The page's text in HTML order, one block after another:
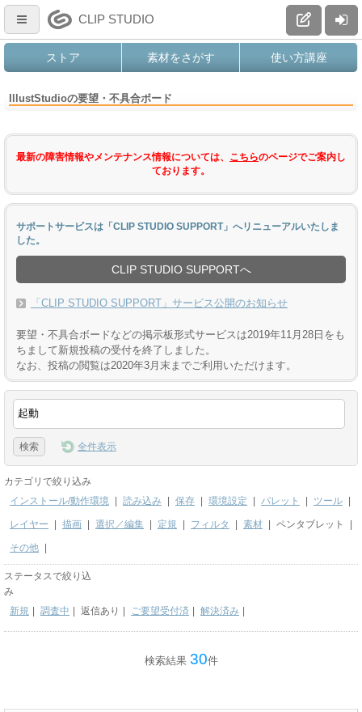
CLIP STUDIO
ストア 素材をさがす 使い方講座
IllustStudioの要望・不具合ボード
最新の障害情報やメンテナンス情報については、 こちらのページでご案内し
ております。
サポートサービスは「CLIP STUDIO SUPPORT」へリニューアルいたしま
した。
CLIP STUDIO SUPPORTへ
「CLIP STUDIO SUPPORT」サービス公開のお知らせ
要望・不具合ボードなどの掲示板形式サービスは2019年11月28日をも
ちまして新規投稿の受付を終了しました。
なお、投稿の閲覧は2020年3月末までご利用いただけます。
全件表示
カテゴリで絞り込み
インストール/動作環境
読み込み 保存 環境設定 パレット ツール
レイヤー 描画 選択／編集 定規 フィルタ 素材 ペンタブレット
その他
ステータスで絞り込
み
新規
調査中 返信あり ご要望受付済 解決済み
検索結果 30件